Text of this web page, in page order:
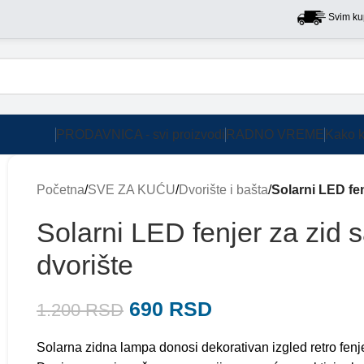
Svim kupcima
PRODAVNICA - svi proizvodi RADNO VREME Kako
Početna/SVE ZA KUĆU/Dvorište i bašta/Solarni LED
Solarni LED fenjer za zid
dvorište
1.200RSD 690 RSD
Solarna zidna lampa donosi dekorativan izgled retro